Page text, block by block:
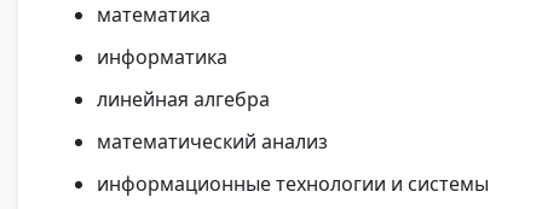
математика
информатика
линейная алгебра
математический анализ
информационные технологии и системы